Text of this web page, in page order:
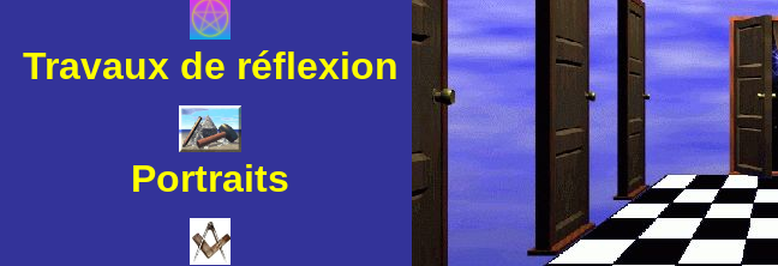
Travaux de réflexion
Portraits